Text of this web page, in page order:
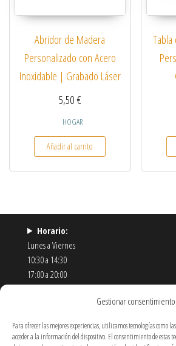
Gestionar consentimiento
Para ofrecer las mejores experiencias, utilizamos tecnologías como
acceder a la información del dispositivo. El consentimiento de estas
Abridor de Madera
Personalizado con Acero
Inoxidable | Grabado Láser
5,50€
HOGAR
Añadir al carrito
Horario:
Lunes a Viernes
10:30 a 14:30
17:00 a 20:00
Sábados
Teléfono:910 56 55 72